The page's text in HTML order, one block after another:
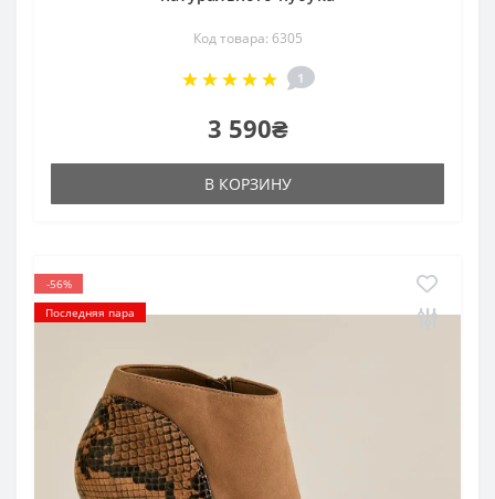
Код товара: 6305
1
3 590₴
В КОРЗИНУ
-56%
Последняя пара